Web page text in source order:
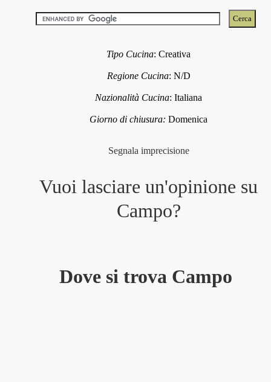
Tipo Cucina:Creativa
Regione Cucina: N/D
Nazionalità Cucina:Italiana
Giorno di chiusura:Domenica
Segnala imprecisione
Vuoi lasciare un'opinione su
Campo?
Dove si trova Campo